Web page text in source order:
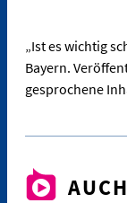
„Ist es wichtig
Bayern.
gesprochene